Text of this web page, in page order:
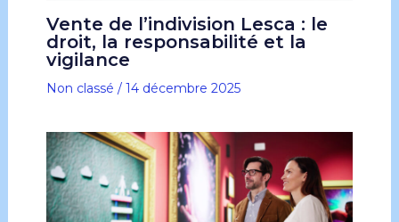
Vente de l’indivision Lesca : le
droit, la responsabilité et la
vigilance
Non classé / 14 décembre 2025